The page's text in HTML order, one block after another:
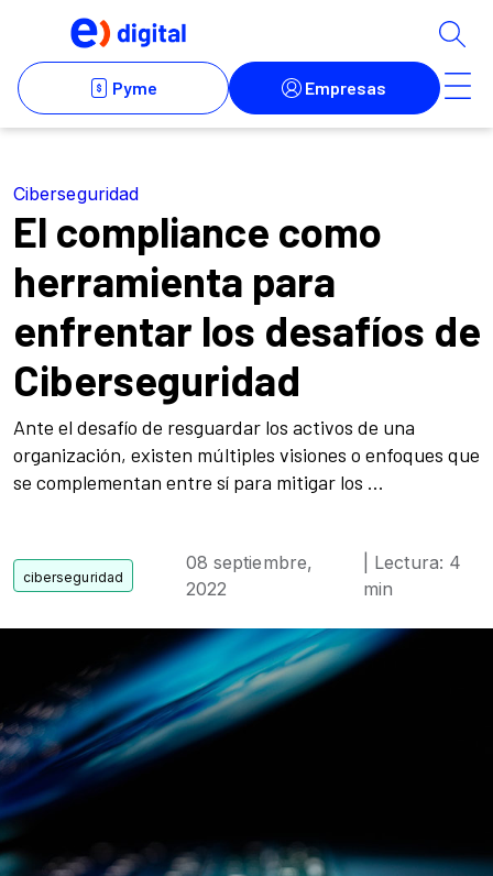
Ciberseguridad
El compliance como
herramienta para
enfrentar los desafíos de
Ciberseguridad
Ante el desafío de resguardar los activos de una
organización, existen múltiples visiones o enfoques que
se complementan entre sí para mitigar los ...
08 septiembre,
2022
| Lectura: 4
min